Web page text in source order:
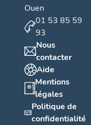
Ouen
01 53 85 59
93
Nous
contacter
Aide
Mentions
légales
Politique de
confidentialité